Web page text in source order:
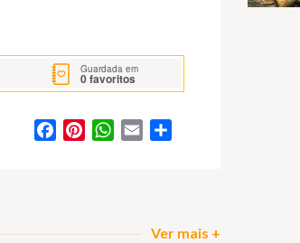
Guardada em
0favoritos
FacebookPinterestWhatsApp
Email
Ver mais +